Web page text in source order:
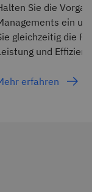
Sie die
ein
gleichzeitig die
und
erfahren